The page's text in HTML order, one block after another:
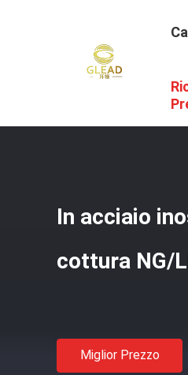
In acciaio
cottura NG/
Miglior Prezzo